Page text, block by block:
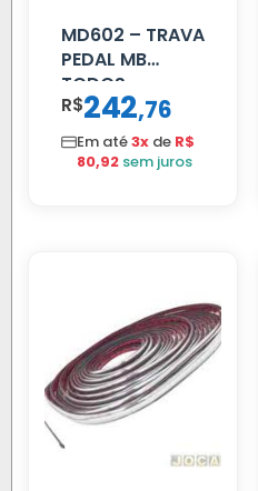
MD602 – TRAVA
PEDAL MB
TODOS
R$242,76
Em até3x de R$
80,92 sem juros